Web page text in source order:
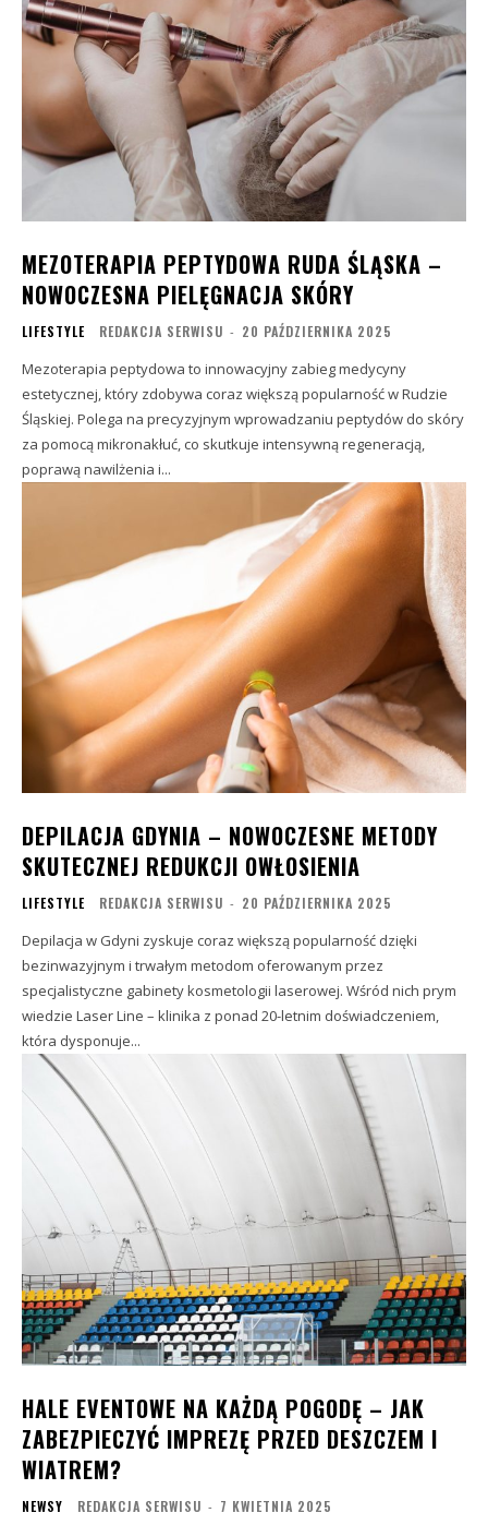
MEZOTERAPIA PEPTYDOWA RUDA ŚLĄSKA –
NOWOCZESNA PIELĘGNACJA SKÓRY
LIFESTYLE REDAKCJA SERWISU - 20 PAŹDZIERNIKA 2025
Mezoterapia peptydowa to innowacyjny zabieg medycyny
estetycznej, który zdobywa coraz większą popularność w Rudzie
Śląskiej. Polega na precyzyjnym wprowadzaniu peptydów do skóry
za pomocą mikronakłuć, co skutkuje intensywną regeneracją,
poprawą nawilżenia i...
DEPILACJA GDYNIA – NOWOCZESNE METODY
SKUTECZNEJ REDUKCJI OWŁOSIENIA
LIFESTYLE REDAKCJA SERWISU - 20 PAŹDZIERNIKA 2025
Depilacja w Gdyni zyskuje coraz większą popularność dzięki
bezinwazyjnym i trwałym metodom oferowanym przez
specjalistyczne gabinety kosmetologii laserowej. Wśród nich prym
wiedzie Laser Line – klinika z ponad 20-letnim doświadczeniem,
która dysponuje...
HALE EVENTOWE NA KAŻDĄ POGODĘ – JAK
ZABEZPIECZYĆ IMPREZĘ PRZED DESZCZEM I
WIATREM?
NEWSY REDAKCJA SERWISU - 7 KWIETNIA 2025